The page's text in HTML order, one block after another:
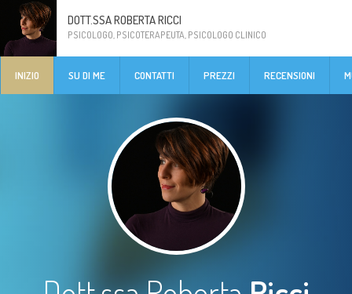
DOTT.SSA ROBERTA RICCI
PSICOLOGO, PSICOTERAPEUTA, PSICOLOGO CLINICO
INIZIO SU DI ME CONTATTI PREZZI RECENSIONI